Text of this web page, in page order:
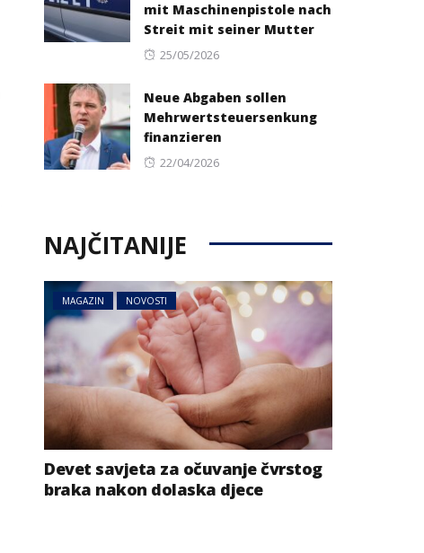
mit Maschinenpistole nach
Streit mit seiner Mutter
Posted
25/05/2026
Neue Abgaben sollen
Mehrwertsteuersenkung
finanzieren
Posted
22/04/2026
NAJČITANIJE
MAGAZIN NOVOSTI
Devet savjeta za očuvanje čvrstog
braka nakon dolaska djece